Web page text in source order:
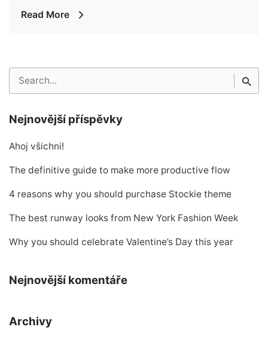
Search
for
Nejnovější příspěvky
Ahoj všichni!
The definitive guide to make more productive flow
4 reasons why you should purchase Stockie theme
The best runway looks from New York Fashion Week
Why you should celebrate Valentine’s Day this year
Nejnovější komentáře
Archivy
Read More